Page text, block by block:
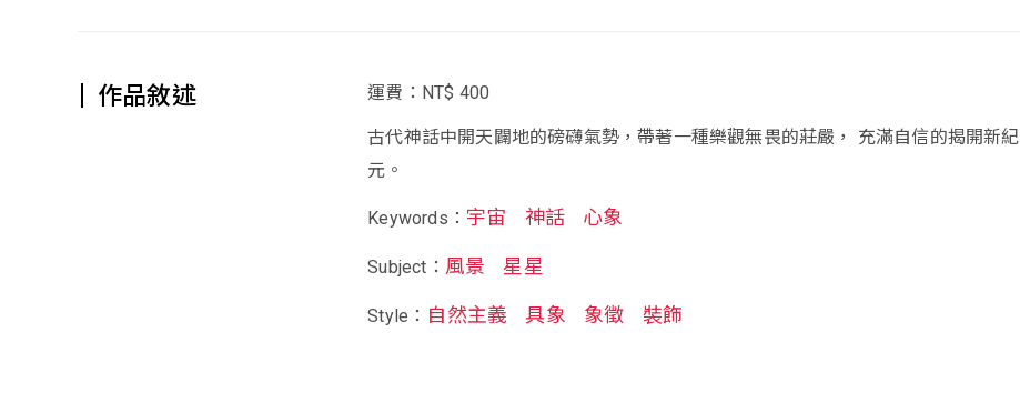
作品敘述 運費：NT$ 400
古代神話中開天闢地的磅礴氣勢，帶著一種樂觀無畏的莊嚴， 充滿自信的揭開新紀
元。
Keywords： 宇宙 神話 心象
Subject： 風景 星星
Style： 自然主義 具象 象徵 裝飾